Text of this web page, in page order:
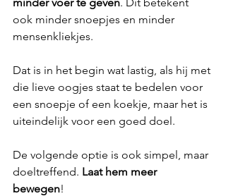
ook minder snoepjes en minder
mensenkliekjes.
Dat is in het begin wat lastig, als hij met
die lieve oogjes staat te bedelen voor
een snoepje of een koekje, maar het is
uiteindelijk voor een goed doel.
De volgende optie is ook simpel, maar
doeltreffend. Laat hem meer
bewegen!